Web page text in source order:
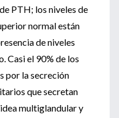
PTH; los niveles de
normal están
de niveles
Casi el 90% de los
por la secreción
que secretan
multiglandular y